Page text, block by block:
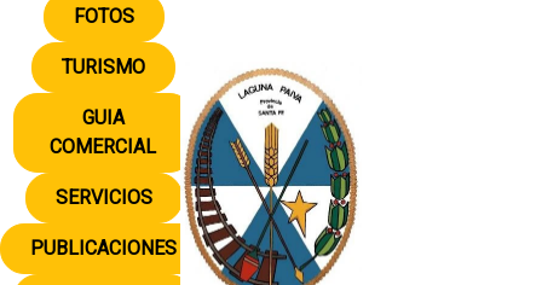
FOTOS
TURISMO
GUIA
COMERCIAL
SERVICIOS
PUBLICACIONES